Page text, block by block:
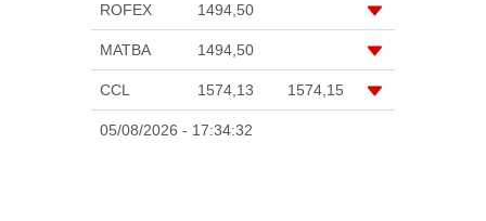
ROFEX 1494,50
MATBA 1494,50
CCL 1574,13 1574,15
05/08/2026 - 17:34:32